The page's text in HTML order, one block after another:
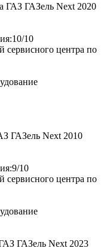
ГАЗель Next 2020
10
сервисного центра по
ГАЗель Next 2010
10
сервисного центра по
ГАЗель Next 2023